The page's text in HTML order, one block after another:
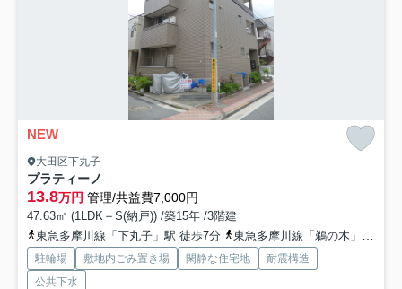
NEW
大田区下丸子
プラティーノ
13.8万円 管理/共益費7,000円
47.63㎡ (1LDK＋S(納戸)) /築15年 /3階建
東急多摩川線「下丸子」駅 徒歩7分
東急多摩川線「鵜の木」駅 徒歩9分
駐輪場 敷地内ごみ置き場 閑静な住宅地
耐震構造
公共下水